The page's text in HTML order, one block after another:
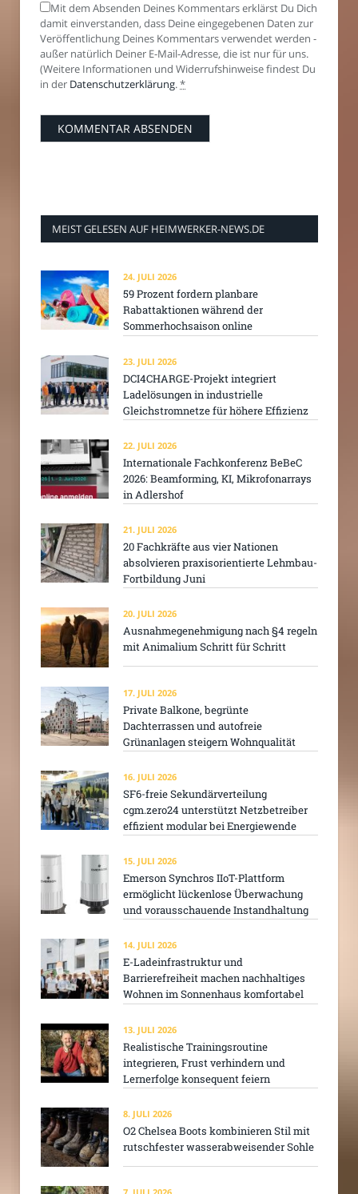
Mit dem Absenden Deines Kommentars erklärst Du Dich
damit einverstanden, dass Deine eingegebenen Daten zur
Veröffentlichung Deines Kommentars verwendet werden -
außer natürlich Deiner E-Mail-Adresse, die ist nur für uns.
(Weitere Informationen und Widerrufshinweise findest Du
in der Datenschutzerklärung.*
MEIST GELESEN AUF HEIMWERKER-NEWS.DE
24. JULI 2026
59 Prozent fordern planbare
Rabattaktionen während der
Sommerhochsaison online
23. JULI 2026
DCI4CHARGE-Projekt integriert
Ladelösungen in industrielle
Gleichstromnetze für höhere Effizienz
22. JULI 2026
Internationale Fachkonferenz BeBeC
2026: Beamforming, KI, Mikrofonarrays
in Adlershof
21. JULI 2026
20 Fachkräfte aus vier Nationen
absolvieren praxisorientierte Lehmbau-
Fortbildung Juni
20. JULI 2026
Ausnahmegenehmigung nach §4 regeln
mit Animalium Schritt für Schritt
17. JULI 2026
Private Balkone, begrünte
Dachterrassen und autofreie
Grünanlagen steigern Wohnqualität
16. JULI 2026
SF6-freie Sekundärverteilung
cgm.zero24 unterstützt Netzbetreiber
effizient modular bei Energiewende
15. JULI 2026
Emerson Synchros IIoT-Plattform
ermöglicht lückenlose Überwachung
und vorausschauende Instandhaltung
14. JULI 2026
E-Ladeinfrastruktur und
Barrierefreiheit machen nachhaltiges
Wohnen im Sonnenhaus komfortabel
13. JULI 2026
Realistische Trainingsroutine
integrieren, Frust verhindern und
Lernerfolge konsequent feiern
8. JULI 2026
O2 Chelsea Boots kombinieren Stil mit
rutschfester wasserabweisender Sohle